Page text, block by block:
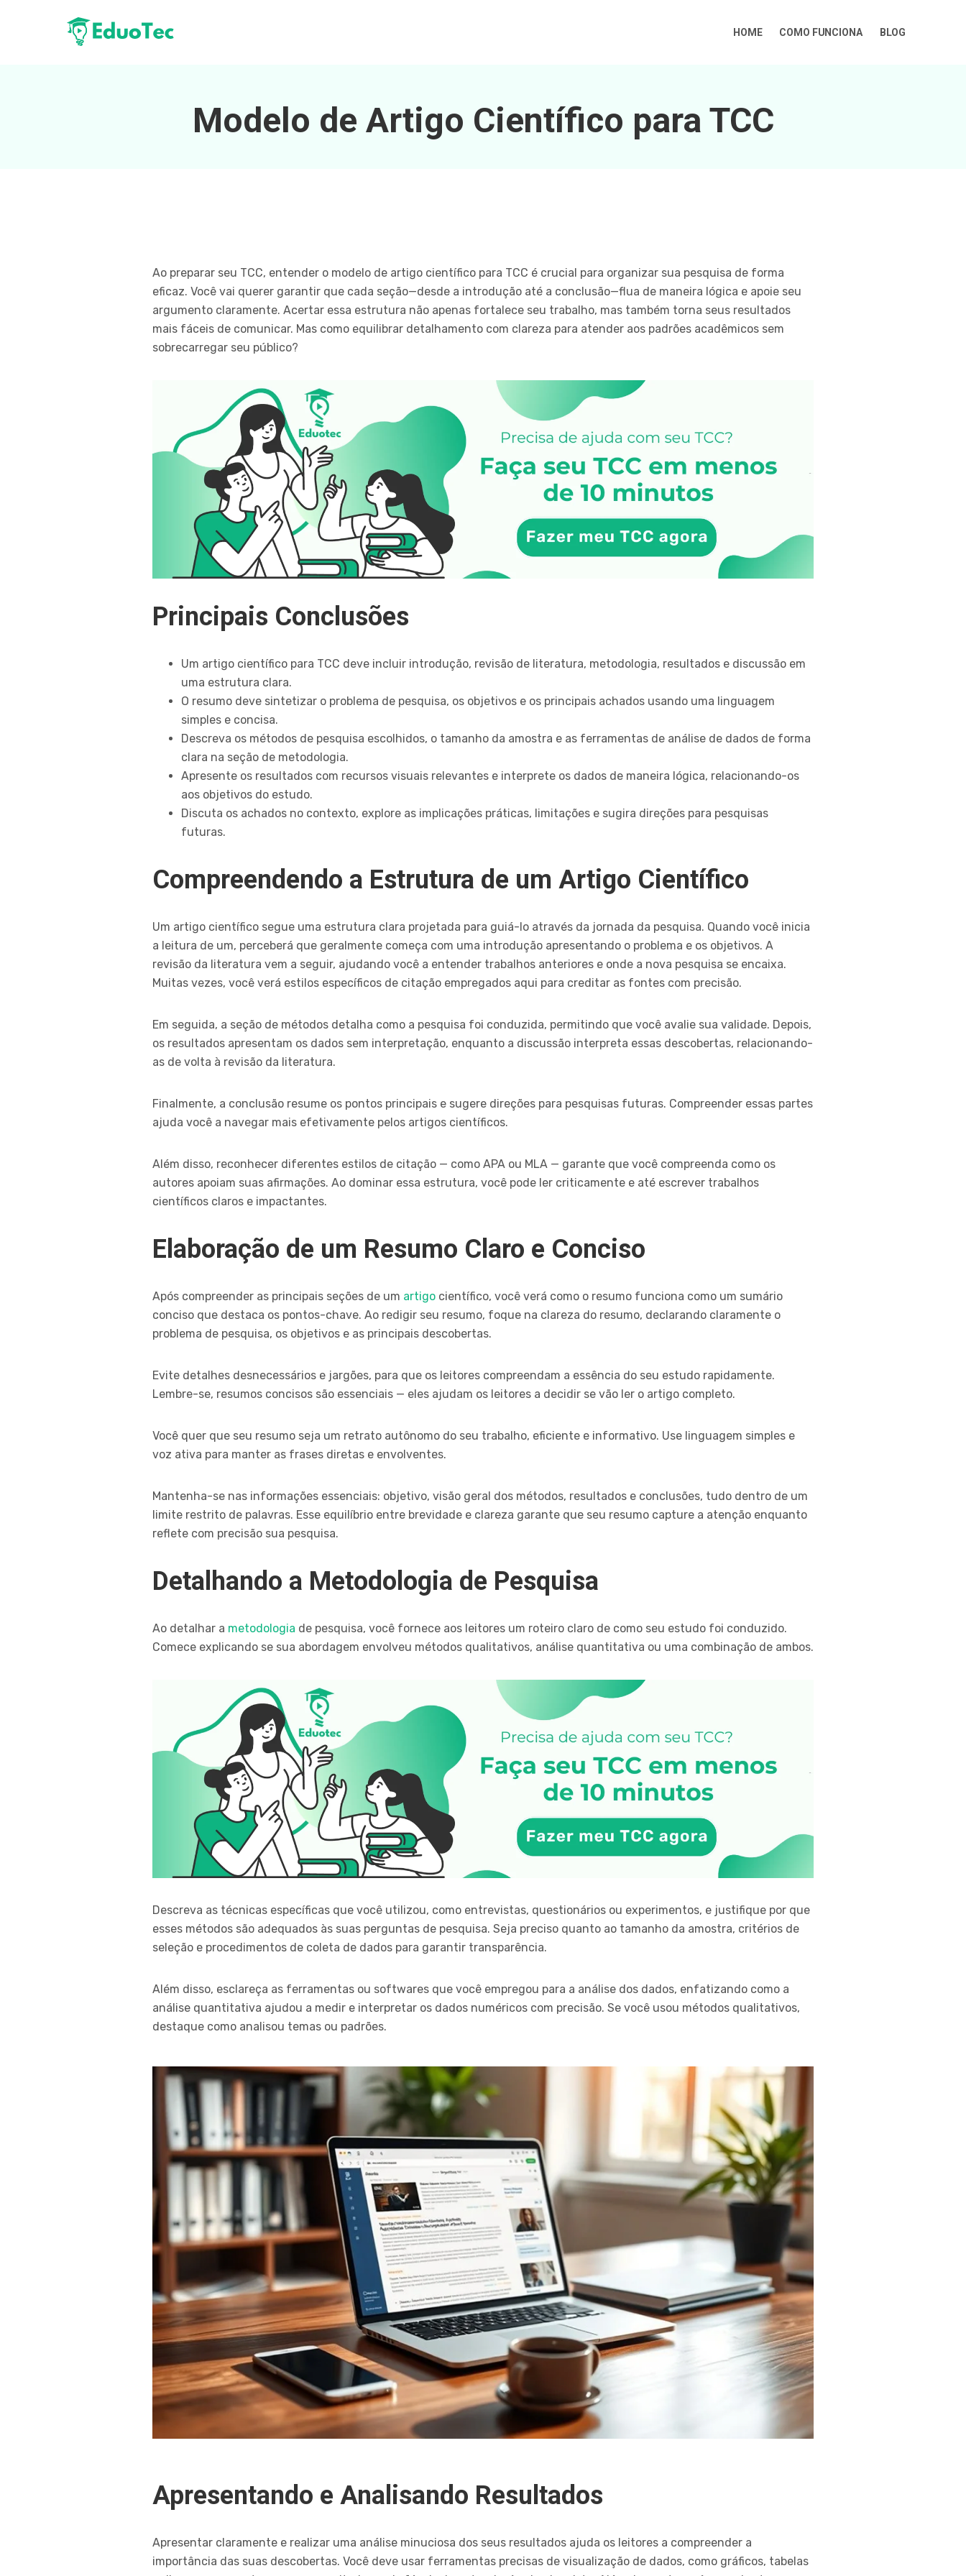
HOME COMO FUNCIONA BLOG
Modelo de Artigo Científico para TCC
Ao preparar seu TCC, entender o modelo de artigo científico para TCC é crucial para organizar sua pesquisa de forma
eficaz. Você vai querer garantir que cada seção—desde a introdução até a conclusão—flua de maneira lógica e apoie seu
argumento claramente. Acertar essa estrutura não apenas fortalece seu trabalho, mas também torna seus resultados
mais fáceis de comunicar. Mas como equilibrar detalhamento com clareza para atender aos padrões acadêmicos sem
sobrecarregar seu público?
Principais Conclusões
Um artigo científico para TCC deve incluir introdução, revisão de literatura, metodologia, resultados e discussão em
uma estrutura clara.
O resumo deve sintetizar o problema de pesquisa, os objetivos e os principais achados usando uma linguagem
simples e concisa.
Descreva os métodos de pesquisa escolhidos, o tamanho da amostra e as ferramentas de análise de dados de forma
clara na seção de metodologia.
Apresente os resultados com recursos visuais relevantes e interprete os dados de maneira lógica, relacionando-os
aos objetivos do estudo.
Discuta os achados no contexto, explore as implicações práticas, limitações e sugira direções para pesquisas
futuras.
Compreendendo a Estrutura de um Artigo Científico
Um artigo científico segue uma estrutura clara projetada para guiá-lo através da jornada da pesquisa. Quando você inicia
a leitura de um, perceberá que geralmente começa com uma introdução apresentando o problema e os objetivos. A
revisão da literatura vem a seguir, ajudando você a entender trabalhos anteriores e onde a nova pesquisa se encaixa.
Muitas vezes, você verá estilos específicos de citação empregados aqui para creditar as fontes com precisão.
Em seguida, a seção de métodos detalha como a pesquisa foi conduzida, permitindo que você avalie sua validade. Depois,
os resultados apresentam os dados sem interpretação, enquanto a discussão interpreta essas descobertas, relacionando-
as de volta à revisão da literatura.
Finalmente, a conclusão resume os pontos principais e sugere direções para pesquisas futuras. Compreender essas partes
ajuda você a navegar mais efetivamente pelos artigos científicos.
Além disso, reconhecer diferentes estilos de citação — como APA ou MLA — garante que você compreenda como os
autores apoiam suas afirmações. Ao dominar essa estrutura, você pode ler criticamente e até escrever trabalhos
científicos claros e impactantes.
Elaboração de um Resumo Claro e Conciso
Após compreender as principais seções de um artigo científico, você verá como o resumo funciona como um sumário
conciso que destaca os pontos-chave. Ao redigir seu resumo, foque na clareza do resumo, declarando claramente o
problema de pesquisa, os objetivos e as principais descobertas.
Evite detalhes desnecessários e jargões, para que os leitores compreendam a essência do seu estudo rapidamente.
Lembre-se, resumos concisos são essenciais — eles ajudam os leitores a decidir se vão ler o artigo completo.
Você quer que seu resumo seja um retrato autônomo do seu trabalho, eficiente e informativo. Use linguagem simples e
voz ativa para manter as frases diretas e envolventes.
Mantenha-se nas informações essenciais: objetivo, visão geral dos métodos, resultados e conclusões, tudo dentro de um
limite restrito de palavras. Esse equilíbrio entre brevidade e clareza garante que seu resumo capture a atenção enquanto
reflete com precisão sua pesquisa.
Detalhando a Metodologia de Pesquisa
Ao detalhar a metodologia de pesquisa, você fornece aos leitores um roteiro claro de como seu estudo foi conduzido.
Comece explicando se sua abordagem envolveu métodos qualitativos, análise quantitativa ou uma combinação de ambos.
Descreva as técnicas específicas que você utilizou, como entrevistas, questionários ou experimentos, e justifique por que
esses métodos são adequados às suas perguntas de pesquisa. Seja preciso quanto ao tamanho da amostra, critérios de
seleção e procedimentos de coleta de dados para garantir transparência.
Além disso, esclareça as ferramentas ou softwares que você empregou para a análise dos dados, enfatizando como a
análise quantitativa ajudou a medir e interpretar os dados numéricos com precisão. Se você usou métodos qualitativos,
destaque como analisou temas ou padrões.
Apresentando e Analisando Resultados
Apresentar claramente e realizar uma análise minuciosa dos seus resultados ajuda os leitores a compreender a
importância das suas descobertas. Você deve usar ferramentas precisas de visualização de dados, como gráficos, tabelas